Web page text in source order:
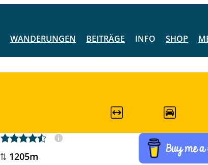
WANDERUNGEN BEITRÄGE INFO SHOP
1205m